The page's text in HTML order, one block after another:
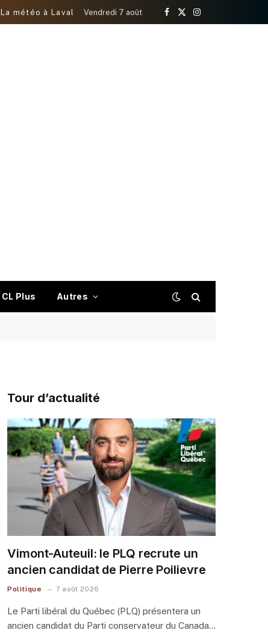
La météo à Laval Vendredi 7 août
Facebook
X
Instagram
CL Plus Autres
Tour d’actualité
Vimont-Auteuil: le PLQ recrute un
ancien candidat de Pierre Poilievre
Politique 7 août 2026
Le Parti libéral du Québec (PLQ) présentera un
ancien candidat du Parti conservateur du Canada…